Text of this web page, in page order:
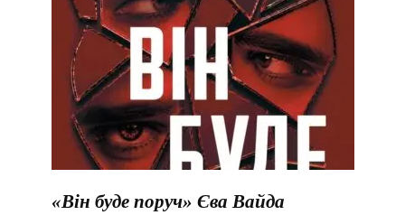
«Він буде поруч» Єва Вайда